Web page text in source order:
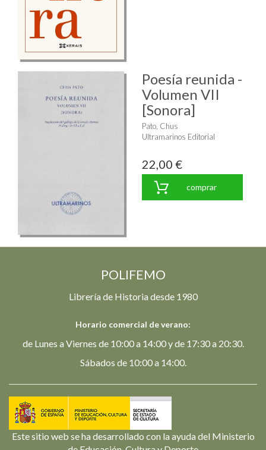
Poesía reunida -
Volumen VII
[Sonora]
Pato, Chus
Ultramarinos Editorial
22,00 €
comprar
POLIFEMO
Librería de Historia desde 1980
Horario comercial de verano:
de Lunes a Viernes de 10:00 a 14:00 y de 17:30 a 20:30.
Sábados de 10:00 a 14:00.
Este sitio web se ha desarrollado con la ayuda del Ministerio